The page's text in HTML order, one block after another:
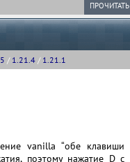
ПРОЧИТАТЬ
/ 1.21.4 / 1.21.1
vanilla “обе клавиши
поэтому нажатие D с